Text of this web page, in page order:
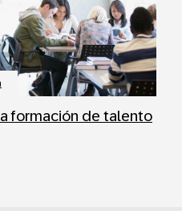
formación de talento